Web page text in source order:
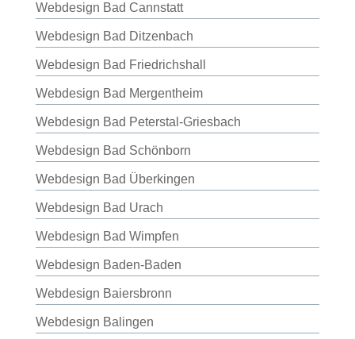
Webdesign Bad Cannstatt
Webdesign Bad Ditzenbach
Webdesign Bad Friedrichshall
Webdesign Bad Mergentheim
Webdesign Bad Peterstal-Griesbach
Webdesign Bad Schönborn
Webdesign Bad Überkingen
Webdesign Bad Urach
Webdesign Bad Wimpfen
Webdesign Baden-Baden
Webdesign Baiersbronn
Webdesign Balingen